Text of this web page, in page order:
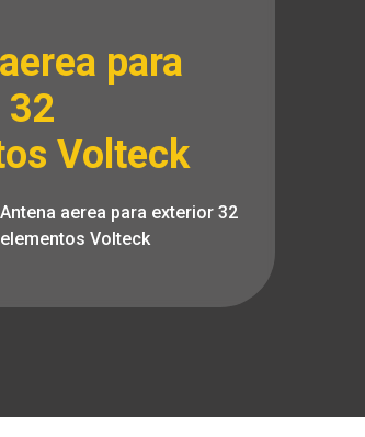
para
32
Volteck
Antena aerea para exterior 32
elementos Volteck